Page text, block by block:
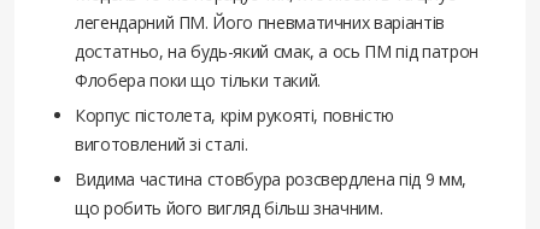
легендарний ПМ. Його пневматичних варіантів
достатньо, на будь-який смак, а ось ПМ під патрон
Флобера поки що тільки такий.
Корпус пістолета, крім рукояті, повністю
виготовлений зі сталі.
Видима частина стовбура розсвердлена під 9 мм,
що робить його вигляд більш значним.